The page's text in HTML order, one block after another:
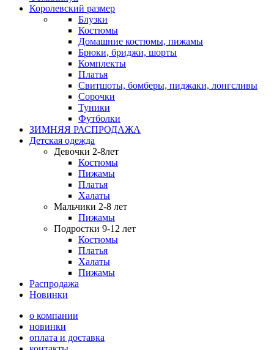
Королевский размер
Блузки
Костюмы
Домашние костюмы, пижамы
Брюки, бриджи, шорты
Комплекты
Платья
Свитшоты, бомберы, пиджаки, лонгсливы
Сорочки
Туники
Футболки
ЗИМНЯЯ РАСПРОДАЖА
Детская одежда
Девочки 2-8лет
Костюмы
Пижамы
Платья
Халаты
Мальчики 2-8 лет
Пижамы
Подростки 9-12 лет
Костюмы
Платья
Халаты
Пижамы
Распродажа
Новинки
о компании
новинки
оплата и доставка